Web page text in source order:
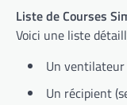
Liste de Courses
Voici une liste
Un ventilateur
Un récipient